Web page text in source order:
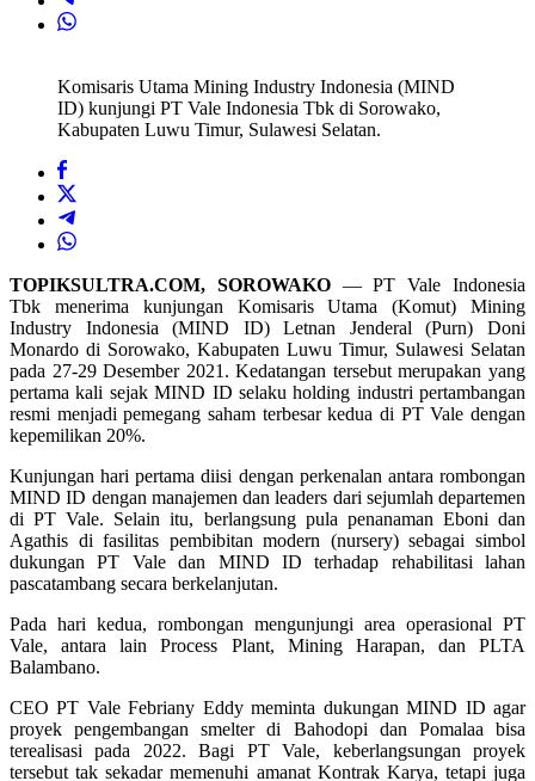
Komisaris Utama Mining Industry Indonesia (MIND
ID) kunjungi PT Vale Indonesia Tbk di Sorowako,
Kabupaten Luwu Timur, Sulawesi Selatan.
TOPIKSULTRA.COM, SOROWAKO— PT Vale Indonesia
Tbk menerima kunjungan Komisaris Utama (Komut) Mining
Industry Indonesia (MIND ID) Letnan Jenderal (Purn) Doni
Monardo di Sorowako, Kabupaten Luwu Timur, Sulawesi Selatan
pada 27-29 Desember 2021. Kedatangan tersebut merupakan yang
pertama kali sejak MIND ID selaku holding industri pertambangan
resmi menjadi pemegang saham terbesar kedua di PT Vale dengan
kepemilikan 20%.
Kunjungan hari pertama diisi dengan perkenalan antara rombongan
MIND ID dengan manajemen dan leaders dari sejumlah departemen
di PT Vale. Selain itu, berlangsung pula penanaman Eboni dan
Agathis di fasilitas pembibitan modern (nursery) sebagai simbol
dukungan PT Vale dan MIND ID terhadap rehabilitasi lahan
pascatambang secara berkelanjutan.
Pada hari kedua, rombongan mengunjungi area operasional PT
Vale, antara lain Process Plant, Mining Harapan, dan PLTA
Balambano.
CEO PT Vale Febriany Eddy meminta dukungan MIND ID agar
proyek pengembangan smelter di Bahodopi dan Pomalaa bisa
terealisasi pada 2022. Bagi PT Vale, keberlangsungan proyek
tersebut tak sekadar memenuhi amanat Kontrak Karya, tetapi juga